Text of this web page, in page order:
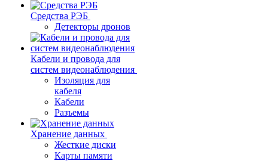
Средства РЭБ
Детекторы дронов
Кабели и провода для
систем видеонаблюдения
Изоляция для
кабеля
Кабели
Разъемы
Хранение данных
Жесткие диски
Карты памяти